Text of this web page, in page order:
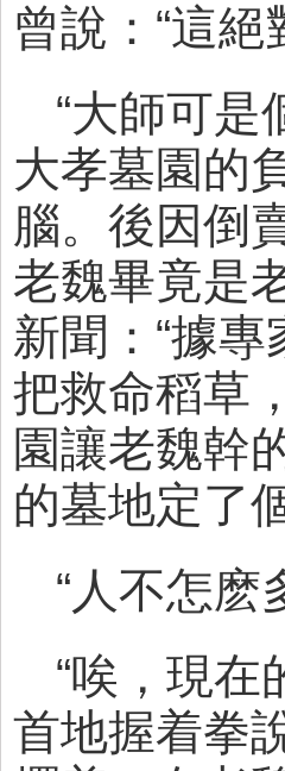
曾說：“這
“大師可是
大孝墓園的
腦。後因倒
老魏畢竟是
新聞：“據
把救命稻草
園讓老魏幹
的墓地定了
“人不怎麽
“唉，現在
首地握着拳